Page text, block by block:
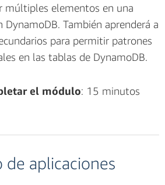
múltiples elementos en una
DynamoDB. También aprenderá a
para permitir patrones
en las tablas de DynamoDB.
el módulo: 15 minutos
de aplicaciones